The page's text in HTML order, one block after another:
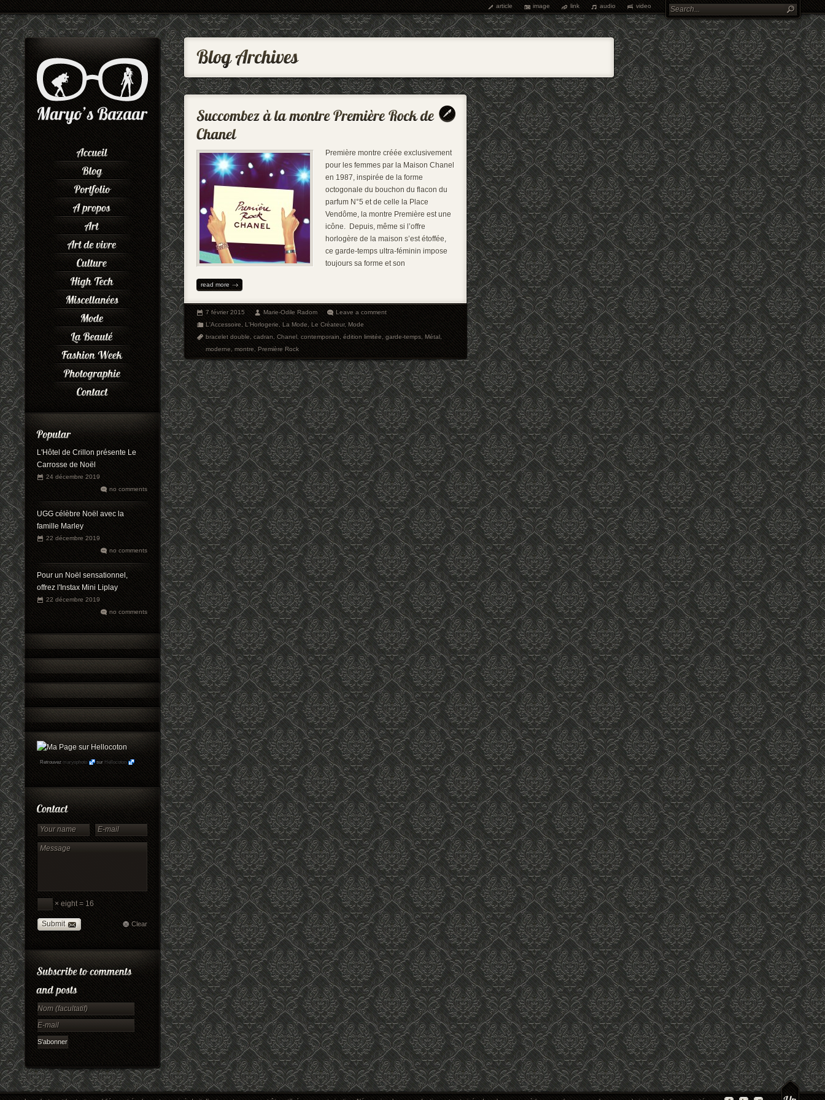
article image link audio video
L'Hôtel de Crillon présente Le
Carrosse de Noël
24 décembre 2019
no comments
UGG célèbre Noël avec la
famille Marley
22 décembre 2019
no comments
Pour un Noël sensationnel,
offrez l'Instax Mini Liplay
22 décembre 2019
no comments
Retrouvez maryophoto sur Hellocoton
× eight = 16
Submit Clear
Première montre créée exclusivement
pour les femmes par la Maison Chanel
en 1987, inspirée de la forme
octogonale du bouchon du flacon du
parfum N°5 et de celle la Place
Vendôme, la montre Première est une
icône. Depuis, même si l’offre
horlogère de la maison s’est étoffée,
ce garde-temps ultra-féminin impose
toujours sa forme et son
read more
7 février 2015 Marie-Odile Radom
Leave a comment
L'Accessoire,L'Horlogerie,La Mode,Le Créateur,Mode
bracelet double,cadran,Chanel,contemporain,édition limitée,garde-temps,Métal,
moderne,montre,Première Rock